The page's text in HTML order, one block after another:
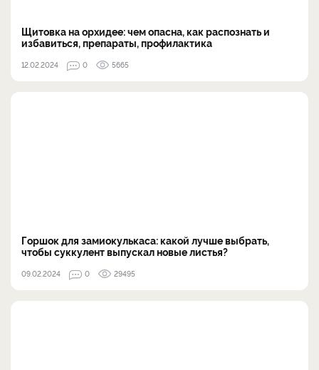
Щитовка на орхидее: чем опасна, как распознать и
избавиться, препараты, профилактика
12.02.2024 0 5665
Горшок для замиокулькаса: какой лучше выбрать,
чтобы суккулент выпускал новые листья?
09.02.2024 0 29495